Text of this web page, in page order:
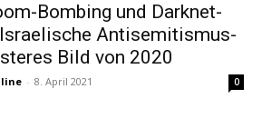
Bombing und Darknet-
Israelische Antisemitismus-
Bild von 2020
- 8. April 2021 0